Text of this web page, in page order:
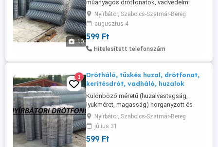
10
műanyagos drótfonatok, vadvédelmi
hálók, valamint horganyzott és fekete
huzalok gyártása és forgalmazása.
Változás jogát fenntartjuk! Nagyobb
mennyiségnél árkedvezményt adok!
www.drotfonat.5mp.eu Tel.:
Nyírbátor, Szabolcs-Szatmár-Bereg
augusztus 4
599 Ft
Hitelesített telefonszám
1
Drótháló, tüskés huzal, drótfonat,
kerítésdrót, vadháló, huzalok
Különböző méretű (huzalvastagság,
lyukméret, magasság) horganyzott és
műanyagos drótfonatok, vadvédelmi
hálók, madárháló, tcs.fonat, csibedrót,
valamint horganyzott, tüskés és fekete
huzalok gyártása és forgalmazása.
Nyírbátor, Szabolcs-Szatmár-Bereg
július 31
599 Ft